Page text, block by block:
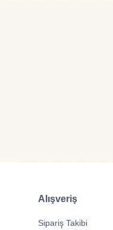
Alışveriş
Sipariş Takibi